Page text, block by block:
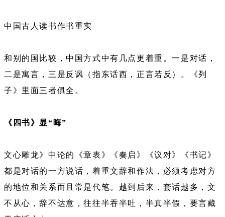
中国古人读书作书重实
和别的国比较，中国方式中有几点更着重。一是对话，
二是寓言，三是反讽（指东话西，正言若反）。《列
子》里面三者俱全。
《四书》显“晦”
文心雕龙》中论的《章表》《奏启》《议对》《书记》
都是对话的一方说话，着重文辞和作法，必须考虑对方
的地位和关系而且常是代笔。越到后来，套话越多，文
不从心，辞不达意，往往半吞半吐，半真半假，要言藏